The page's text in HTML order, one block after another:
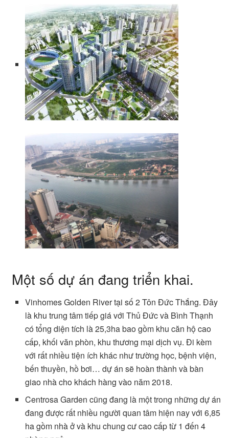
Một số dự án đang triển khai.
Vinhomes Golden River tại số 2 Tôn Đức Thắng. Đây
là khu trung tâm tiếp giá với Thủ Đức và Bình Thạnh
có tổng diện tích là 25,3ha bao gồm khu căn hộ cao
cấp, khối văn phòn, khu thương mại dịch vụ. Đi kèm
với rất nhiều tiện ích khác như trường học, bệnh viện,
bến thuyền, hồ bơi… dự án sẽ hoàn thành và bàn
giao nhà cho khách hàng vào năm 2018.
Centrosa Garden cũng đang là một trong những dự án
đang được rất nhiều người quan tâm hiện nay với 6,85
ha gồm nhà ở và khu chung cư cao cấp từ 1 đến 4